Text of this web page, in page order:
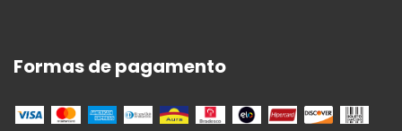
Formas de pagamento